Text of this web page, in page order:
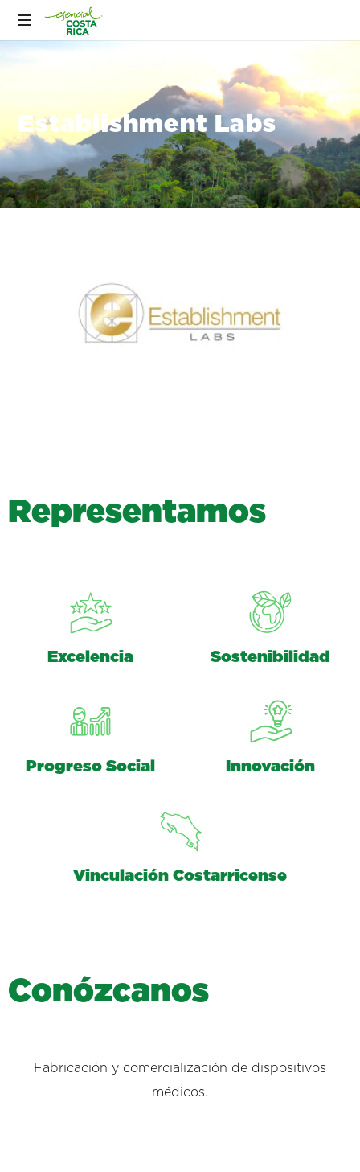
Establishment Labs
Representamos
Excelencia Sostenibilidad
Progreso Social Innovación
Vinculación Costarricense
Conózcanos
Fabricación y comercialización de dispositivos
médicos.